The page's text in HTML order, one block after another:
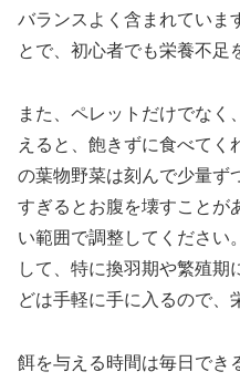
バランスよく含まれていま
とで、初心者でも栄養不足
また、ペレットだけでなく
えると、飽きずに食べてく
の葉物野菜は刻んで少量ず
すぎるとお腹を壊すことが
い範囲で調整してください
して、特に換羽期や繁殖期
どは手軽に手に入るので、
餌を与える時間は毎日でき